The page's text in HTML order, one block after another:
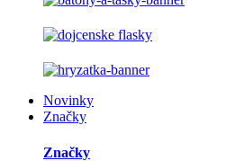
Novinky
Značky
Značky